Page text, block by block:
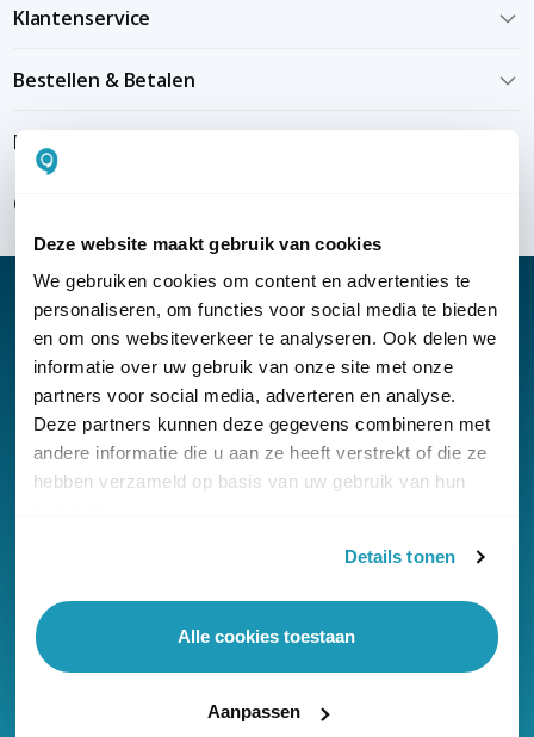
Deze website maakt gebruik van cookies
We gebruiken cookies om content en advertenties te
personaliseren, om functies voor social media te bieden
en om ons websiteverkeer te analyseren. Ook delen we
informatie over uw gebruik van onze site met onze
partners voor social media, adverteren en analyse.
Deze partners kunnen deze gegevens combineren met
andere informatie die u aan ze heeft verstrekt of die ze
hebben verzameld op basis van uw gebruik van hun
Details tonen
Alle cookies toestaan
Aanpassen
Klantenservice
Bestellen & Betalen
Bezorgen & installeren
Over KommaGo
© Copyright KommaGo
Algemene voorwaarden
Cookies
Nieuwsbrief
Klantenservice